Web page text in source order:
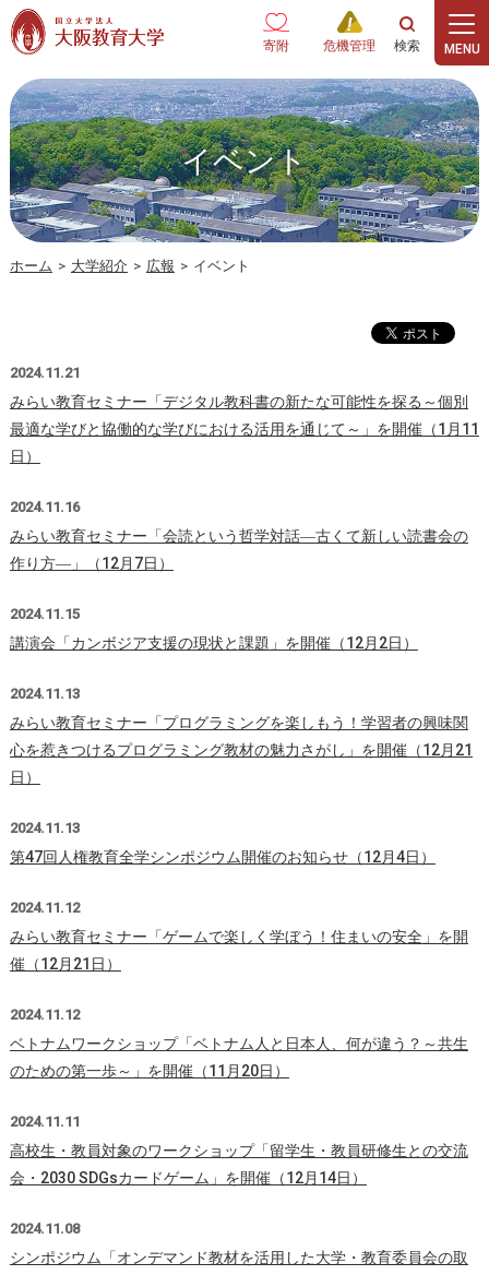
本文へ
寄附 危機管理
イベント
ホーム > 大学紹介 > 広報 > イベント
2024.11.21
みらい教育セミナー「デジタル教科書の新たな可能性を探る～個別
最適な学びと協働的な学びにおける活用を通じて～」を開催（1月11
日）
2024.11.16
みらい教育セミナー「会読という哲学対話―古くて新しい読書会の
作り方―」（12月7日）
2024.11.15
講演会「カンボジア支援の現状と課題」を開催（12月2日）
2024.11.13
みらい教育セミナー「プログラミングを楽しもう！学習者の興味関
心を惹きつけるプログラミング教材の魅力さがし」を開催（12月21
日）
2024.11.13
第47回人権教育全学シンポジウム開催のお知らせ（12月4日）
2024.11.12
みらい教育セミナー「ゲームで楽しく学ぼう！住まいの安全」を開
催（12月21日）
2024.11.12
ベトナムワークショップ「ベトナム人と日本人、何が違う？～共生
のための第一歩～」を開催（11月20日）
2024.11.11
高校生・教員対象のワークショップ「留学生・教員研修生との交流
会・2030 SDGsカードゲーム」を開催（12月14日）
2024.11.08
シンポジウム「オンデマンド教材を活用した大学・教育委員会の取